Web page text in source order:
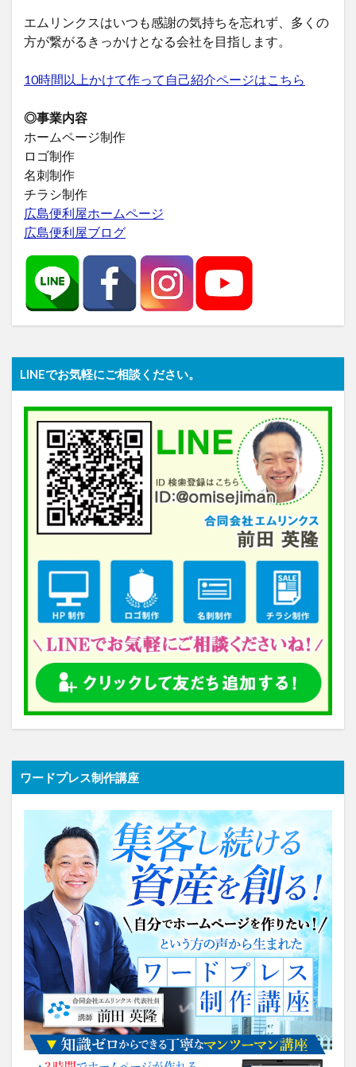
エムリンクスはいつも感謝の気持ちを忘れず、多くの
方が繋がるきっかけとなる会社を目指します。
10時間以上かけて作って自己紹介ページはこちら
◎事業内容
ホームページ制作
ロゴ制作
名刺制作
チラシ制作
広島便利屋ホームページ
広島便利屋ブログ
LINEでお気軽にご相談ください。
ワードプレス制作講座